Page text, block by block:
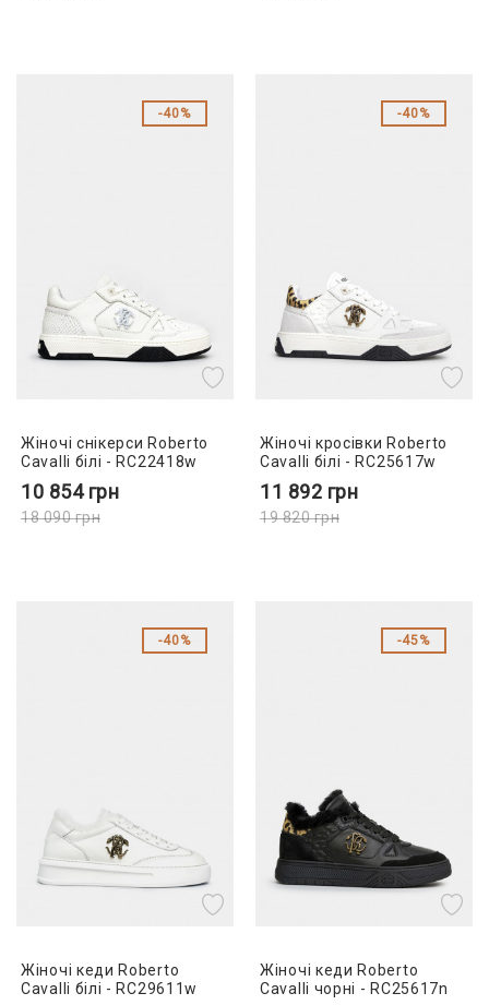
40%
Жіночі снікерси Roberto
Cavalli білі - RC22418w
10 854грн
18 090грн
40%
Жіночі кросівки Roberto
Cavalli білі - RC25617w
11 892 грн
19 820грн
40%
Жіночі кеди Roberto
Cavalli білі - RC29611w
45%
Жіночі кеди Roberto
Cavalli чорні - RC25617n